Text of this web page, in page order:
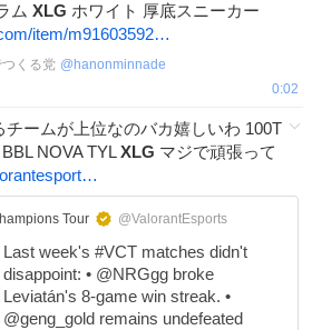
ム XLG ホワイト 厚底スニーカー
item/m91603592…
くる党 @ hanonminnade
0:02
チームが上位なのバカ嬉しいわ 100T
NOVA TYLXLG マジで頑張って
Tour @ValorantEsports
Last week's #VCT matches didn't
disappoint: • @NRGgg broke
Leviatán's 8-game win streak. •
@geng_gold remains undefeated